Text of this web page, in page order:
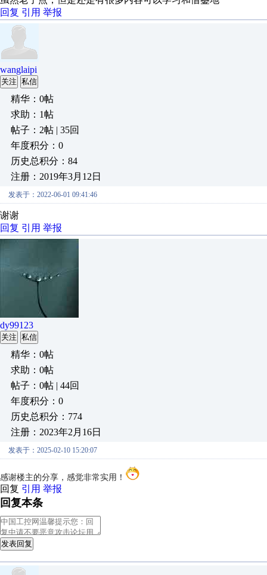
回复 引用 举报
wanglaipi
关注 私信
精华：0帖
求助：1帖
帖子：2帖 | 35回
年度积分：0
历史总积分：84
注册：2019年3月12日
发表于：2022-06-01 09:41:46
谢谢
回复 引用 举报
dy99123
关注 私信
精华：0帖
求助：0帖
帖子：0帖 | 44回
年度积分：0
历史总积分：774
注册：2023年2月16日
发表于：2025-02-10 15:20:07
感谢楼主的分享，感觉非常实用！
回复 引用 举报
回复本条
发表回复